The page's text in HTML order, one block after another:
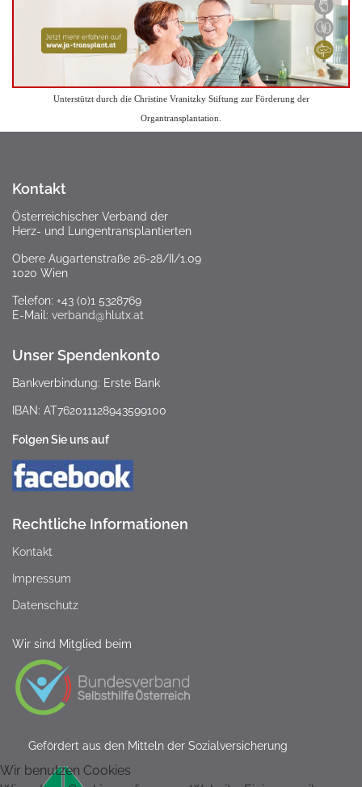
Unterstützt durch die Christine Vranitzky Stiftung zur Förderung der
Organtransplantation.
Kontakt
Österreichischer Verband der
Herz- und Lungentransplantierten
Obere Augartenstraße 26-28/II/1.09
1020 Wien
Telefon: +43 (0)1 5328769
E-Mail: verband@hlutx.at
Unser Spendenkonto
Bankverbindung: Erste Bank
IBAN: AT762011128943599100
Folgen Sie uns auf
Rechtliche Informationen
Kontakt
Impressum
Datenschutz
Wir sind Mitglied beim
Gefördert aus den Mitteln der Sozialversicherung
Wir benutzen Cookies